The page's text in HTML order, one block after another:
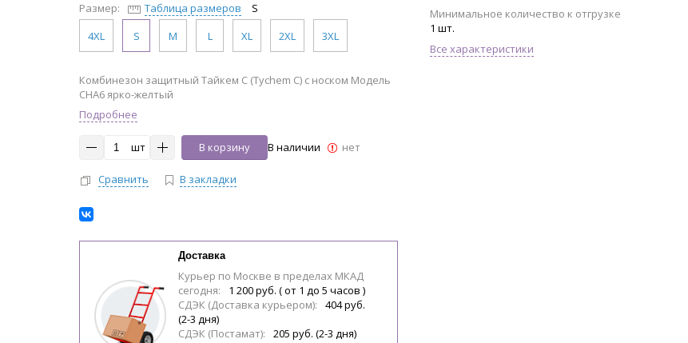
Размер: Таблица размеров
S
4XL
S M L XL 2XL 3XL
Минимальное количество к отгрузке
1 шт.
Все характеристики
Комбинезон защитный Тайкем С (Tychem C) с носком Модель
CHA6 ярко-желтый
Подробнее
шт В корзину В наличии нет
Сравнить В закладки
Доставка
Курьер по Москве в пределах МКАД
сегодня:
1 200 руб. ( от 1 до 5 часов )
СДЭК (Доставка курьером):
404 руб.
(2-3 дня)
СДЭК (Постамат):
205 руб. (2-3 дня)